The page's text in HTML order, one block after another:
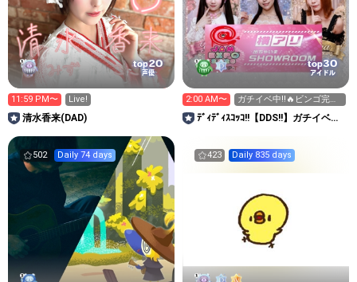
top20
声優
11:59 PM〜 Live!
清水香来(DAD)
top30
アイドル
2:00 AM〜
ガチイベ中‼️🔥ビンゴ完成
まであと少し‼️✨️
ﾃﾞｨﾃﾞｨｽｺｯｺ!!【DDS!!】ガチイベ参
502 Daily 74 days 423 Daily 835 days